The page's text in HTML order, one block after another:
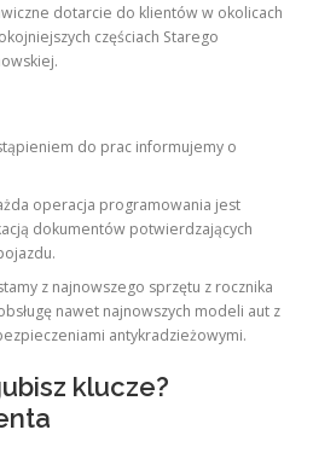
dotarcie do klientów w okolicach
częściach Starego
do prac informujemy o
operacja programowania jest
dokumentów potwierdzających
z najnowszego sprzętu z rocznika
nawet najnowszych modeli aut z
antykradzieżowymi.
klucze?